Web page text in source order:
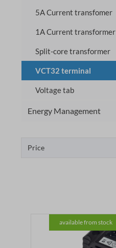
5A Current transfomer
1A Current transformer
Split-core transformer
VCT32 terminal
Voltage tab
Energy Management
Price
available from stock